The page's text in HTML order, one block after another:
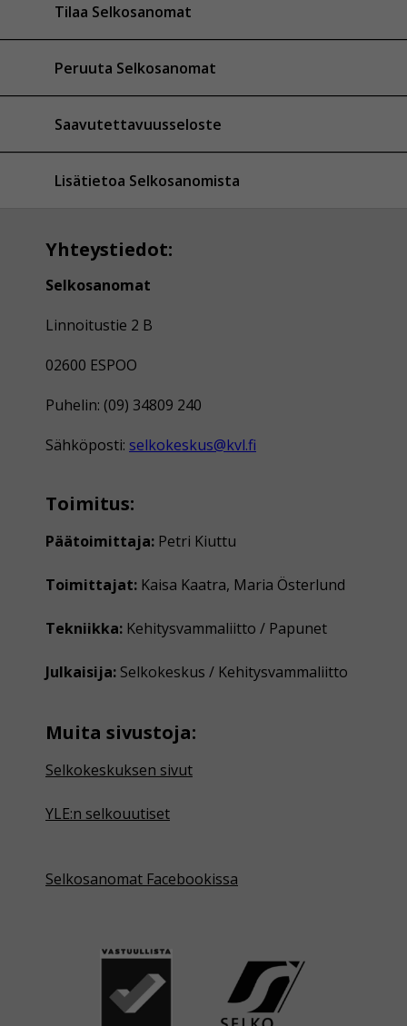
Tilaa Selkosanomat
Peruuta Selkosanomat
Saavutettavuusseloste
Lisätietoa Selkosanomista
Yhteystiedot:
Selkosanomat
Linnoitustie 2 B
02600 ESPOO
Puhelin: (09) 34809 240
Sähköposti: selkokeskus@kvl.fi
Toimitus:
Päätoimittaja: Petri Kiuttu
Toimittajat: Kaisa Kaatra, Maria Österlund
Tekniikka: Kehitysvammaliitto / Papunet
Julkaisija: Selkokeskus / Kehitysvammaliitto
Muita sivustoja:
Selkokeskuksen sivut
YLE:n selkouutiset
Selkosanomat Facebookissa